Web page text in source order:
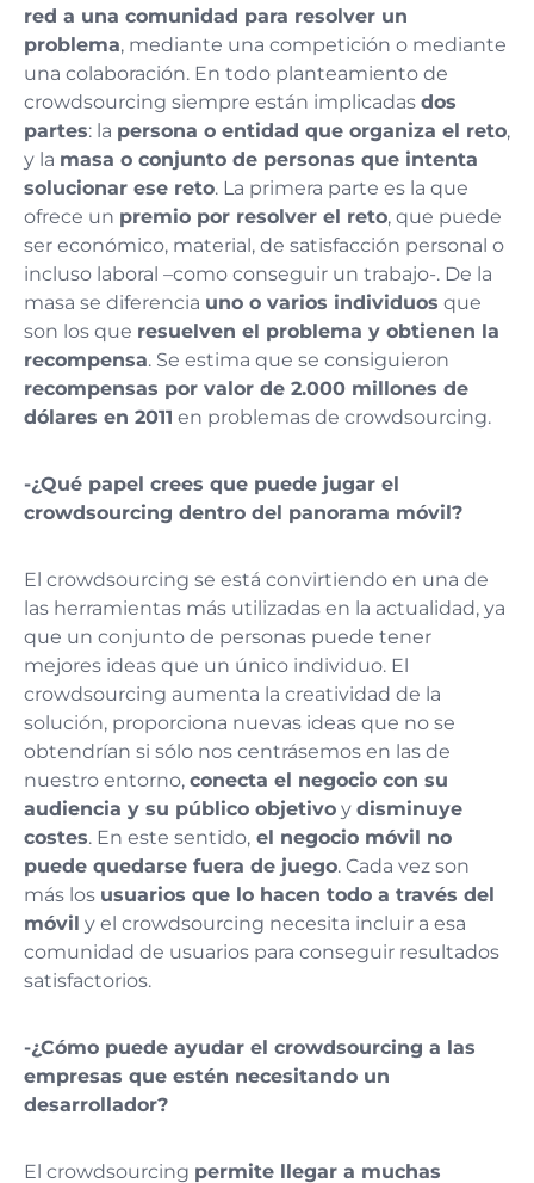
red a una comunidad para resolver un
problema, mediante una competición o mediante
una colaboración. En todo planteamiento de
crowdsourcing siempre están implicadas dos
partes: la persona o entidad que organiza el reto,
y la masa o conjunto de personas que intenta
solucionar ese reto. La primera parte es la que
ofrece un premio por resolver el reto, que puede
ser económico, material, de satisfacción personal o
incluso laboral –como conseguir un trabajo-. De la
masa se diferencia uno o varios individuos que
son los que resuelven el problema y obtienen la
recompensa. Se estima que se consiguieron
recompensas por valor de 2.000 millones de
dólares en 2011 en problemas de crowdsourcing.
-¿Qué papel crees que puede jugar el
crowdsourcing dentro del panorama móvil?
El crowdsourcing se está convirtiendo en una de
las herramientas más utilizadas en la actualidad, ya
que un conjunto de personas puede tener
mejores ideas que un único individuo. El
crowdsourcing aumenta la creatividad de la
solución, proporciona nuevas ideas que no se
obtendrían si sólo nos centrásemos en las de
nuestro entorno, conecta el negocio con su
audiencia y su público objetivo y disminuye
costes. En este sentido, el negocio móvil no
puede quedarse fuera de juego. Cada vez son
más los usuarios que lo hacen todo a través del
móvil y el crowdsourcing necesita incluir a esa
comunidad de usuarios para conseguir resultados
satisfactorios.
-¿Cómo puede ayudar el crowdsourcing a las
empresas que estén necesitando un
desarrollador?
El crowdsourcing permite llegar a muchas